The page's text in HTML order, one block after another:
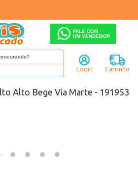
FALE COM
UM VENDEDOR
Login Carrinho
Salto alto
Alto Bege Via Marte - 191953